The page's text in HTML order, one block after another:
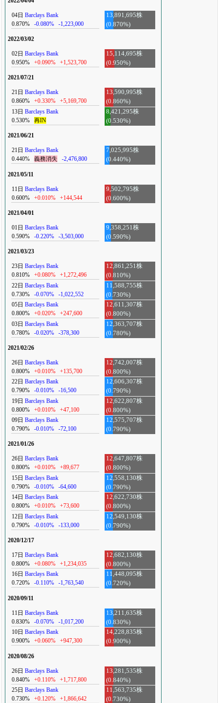
04日 Barclays Bank
0.870%
-0.080% -1,223,000
13,891,695株
(0.870%)
2022/03/02
02日 Barclays Bank
0.950%
+0.090% +1,523,700
15,114,695株
(0.950%)
2021/07/21
21日 Barclays Bank
0.860%
+0.330% +5,169,700
13,590,995株
(0.860%)
13日 Barclays Bank
0.530%
再IN
8,421,295株
(0.530%)
2021/06/21
21日 Barclays Bank
0.440%
義務消失 -2,476,800
7,025,995株
(0.440%)
2021/05/11
11日 Barclays Bank
0.600%
+0.010% +144,544
9,502,795株
(0.600%)
2021/04/01
01日 Barclays Bank
0.590%
-0.220% -3,503,000
9,358,251株
(0.590%)
2021/03/23
23日 Barclays Bank
0.810%
+0.080% +1,272,496
12,861,251株
(0.810%)
22日 Barclays Bank
0.730%
-0.070% -1,022,552
11,588,755株
(0.730%)
05日 Barclays Bank
0.800%
+0.020% +247,600
12,611,307株
(0.800%)
03日 Barclays Bank
0.780%
-0.020% -378,300
12,363,707株
(0.780%)
2021/02/26
26日 Barclays Bank
0.800%
+0.010% +135,700
12,742,007株
(0.800%)
22日 Barclays Bank
0.790%
-0.010% -16,500
12,606,307株
(0.790%)
19日 Barclays Bank
0.800%
+0.010% +47,100
12,622,807株
(0.800%)
09日 Barclays Bank
0.790%
-0.010% -72,100
12,575,707株
(0.790%)
2021/01/26
26日 Barclays Bank
0.800%
+0.010% +89,677
12,647,807株
(0.800%)
15日 Barclays Bank
0.790%
-0.010% -64,600
12,558,130株
(0.790%)
14日 Barclays Bank
0.800%
+0.010% +73,600
12,622,730株
(0.800%)
12日 Barclays Bank
0.790%
-0.010% -133,000
12,549,130株
(0.790%)
2020/12/17
17日 Barclays Bank
0.800%
+0.080% +1,234,035
12,682,130株
(0.800%)
16日 Barclays Bank
0.720%
-0.110% -1,763,540
11,448,095株
(0.720%)
2020/09/11
11日 Barclays Bank
0.830%
-0.070% -1,017,200
13,211,635株
(0.830%)
10日 Barclays Bank
0.900%
+0.060% +947,300
14,228,835株
(0.900%)
2020/08/26
26日 Barclays Bank
0.840%
+0.110% +1,717,800
13,281,535株
(0.840%)
25日 Barclays Bank
0.730%
+0.120% +1,866,642
11,563,735株
(0.730%)